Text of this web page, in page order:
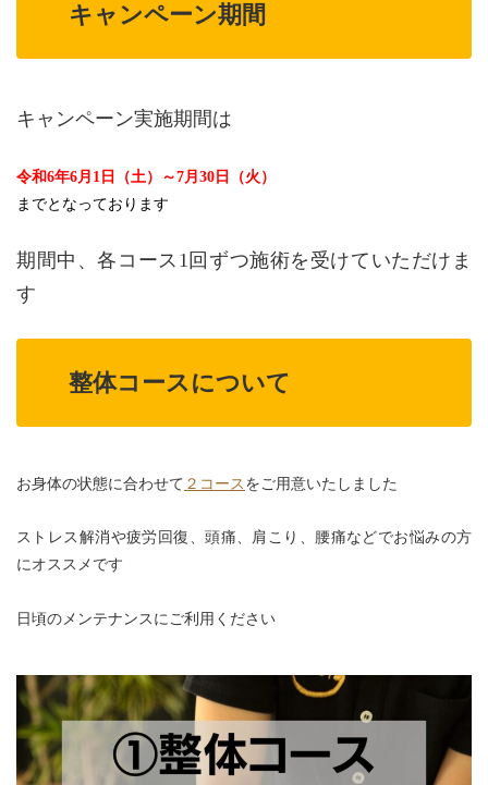
キャンペーン期間
キャンペーン実施期間は
令和6年6月1日（土）～7月30日（火）
までとなっております
期間中、各コース1回ずつ施術を受けていただけま
す
整体コースについて
お身体の状態に合わせて ２コース をご用意いたしました
ストレス解消や疲労回復、頭痛、 肩こり、腰痛などでお悩みの方
にオススメです
日頃のメンテナンスにご利用 ください